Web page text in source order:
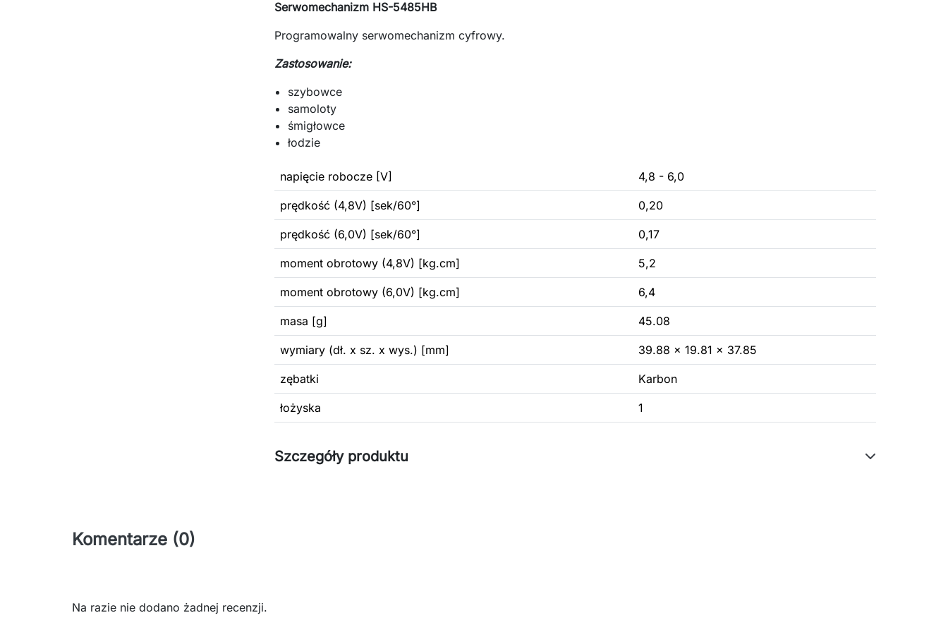
Serwomechanizm HS-5485HB
Programowalny serwomechanizm cyfrowy.
Zastosowanie:
szybowce
samoloty
śmigłowce
łodzie
napięcie robocze [V] 4,8 - 6,0
prędkość (4,8V) [sek/60°] 0,20
prędkość (6,0V) [sek/60°] 0,17
moment obrotowy (4,8V) [kg.cm] 5,2
moment obrotowy (6,0V) [kg.cm] 6,4
masa [g] 45.08
wymiary (dł. x sz. x wys.) [mm] 39.88 x 19.81 x 37.85
zębatki Karbon
łożyska 1
Szczegóły produktu
Komentarze (0)
Na razie nie dodano żadnej recenzji.